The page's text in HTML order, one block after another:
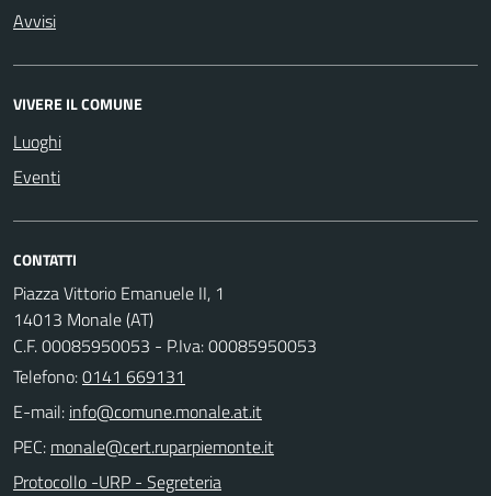
Avvisi
VIVERE IL COMUNE
Luoghi
Eventi
CONTATTI
Piazza Vittorio Emanuele II, 1
14013 Monale (AT)
C.F. 00085950053 - P.Iva: 00085950053
Telefono:0141 669131
E-mail:
PEC:
Protocollo -URP - Segreteria